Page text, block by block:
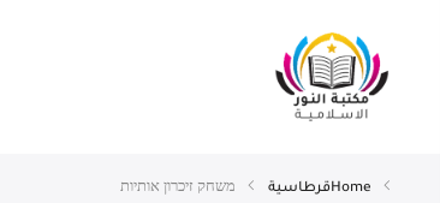
Homeقرطاسية משחק זיכרון אותיות